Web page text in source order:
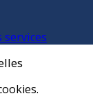
services